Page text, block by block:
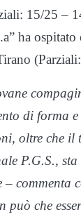
15/25 –
ha
di forma e
oltre che
P.G.S.,
– commenta
può che